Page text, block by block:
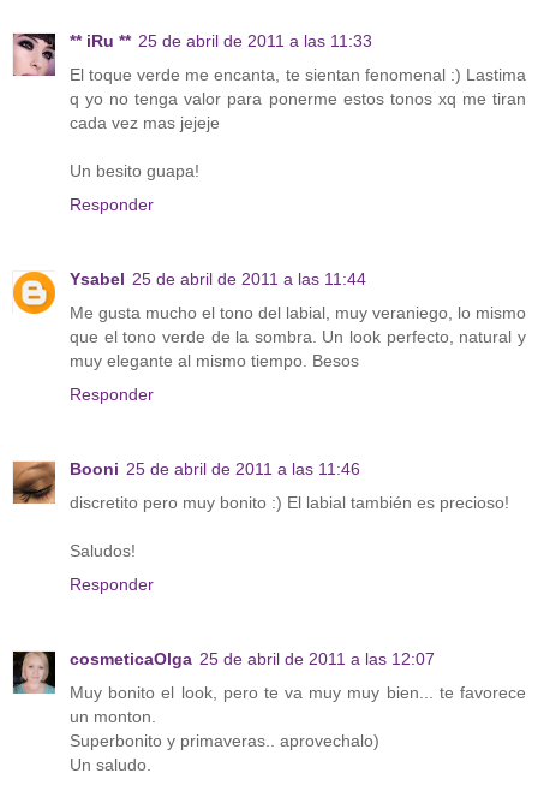
** iRu ** 25 de abril de 2011 a las 11:33
El toque verde me encanta, te sientan fenomenal :) Lastima
q yo no tenga valor para ponerme estos tonos xq me tiran
cada vez mas jejeje
Un besito guapa!
Responder
Ysabel 25 de abril de 2011 a las 11:44
Me gusta mucho el tono del labial, muy veraniego, lo mismo
que el tono verde de la sombra. Un look perfecto, natural y
muy elegante al mismo tiempo. Besos
Responder
Booni 25 de abril de 2011 a las 11:46
discretito pero muy bonito :) El labial también es precioso!
Saludos!
Responder
cosmeticaOlga 25 de abril de 2011 a las 12:07
Muy bonito el look, pero te va muy muy bien... te favorece
un monton.
Superbonito y primaveras.. aprovechalo)
Un saludo.